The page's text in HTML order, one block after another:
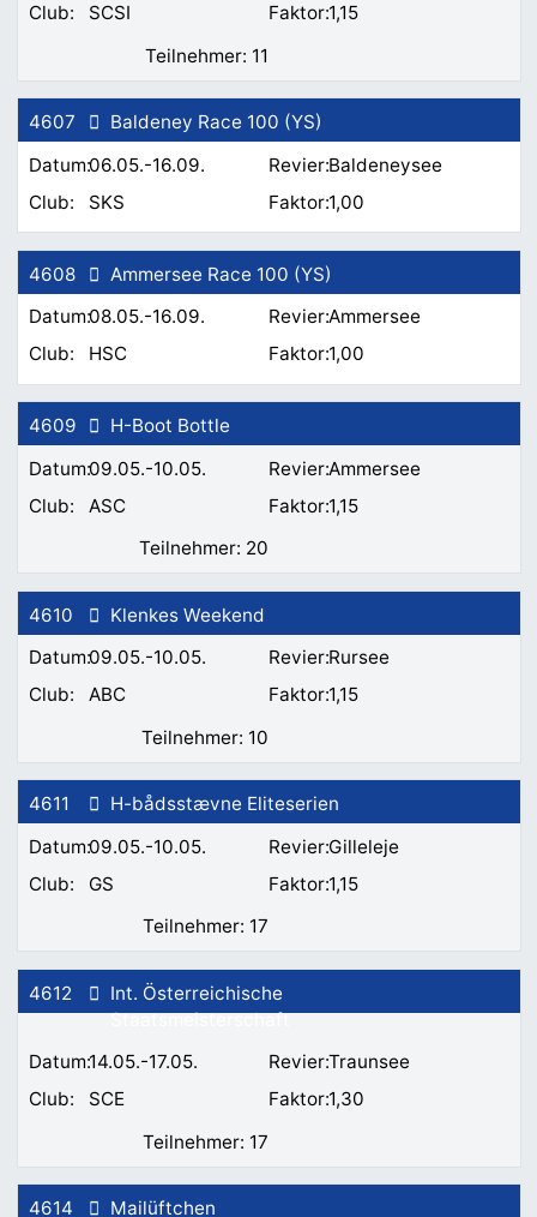
SCSI
1,15
11
4607
06.05.-16.09.
Baldeney Race 100 (YS)
Baldeneysee
SKS
1,00
4608
08.05.-16.09.
Ammersee Race 100 (YS)
Ammersee
HSC
1,00
4609
09.05.-10.05.
H-Boot Bottle
Ammersee
ASC
1,15
20
4610
09.05.-10.05.
Klenkes Weekend
Rursee
ABC
1,15
10
4611
09.05.-10.05.
H-bådsstævne Eliteserien
Gilleleje
GS
1,15
17
4612
14.05.-17.05.
Int. Österreichische
Staatsmeisterschaft
Traunsee
SCE
1,30
17
4614 Mailüftchen